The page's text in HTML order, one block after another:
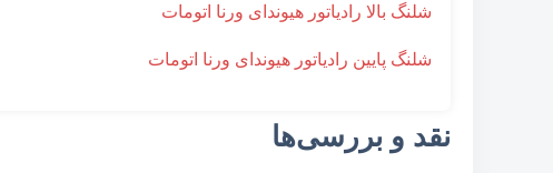
شلنگ بالا رادیاتور هیوندای ورنا اتومات
شلنگ پایین رادیاتور هیوندای ورنا اتومات
نقد و بررسی‌ها